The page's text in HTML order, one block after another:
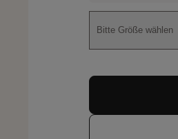
Bitte Größe wählen